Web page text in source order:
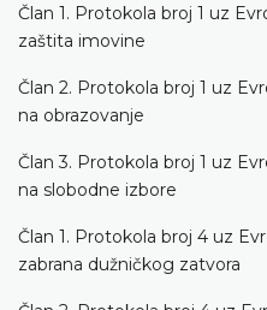
Član 1. Protokola broj 1 uz
zaštita imovine
Član 2. Protokola broj 1 uz
na obrazovanje
Član 3. Protokola broj 1 uz
na slobodne izbore
Član 1. Protokola broj 4 uz
zabrana dužničkog zatvora